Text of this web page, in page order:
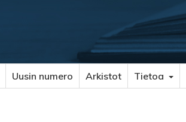
Uusin numero Arkistot Tietoa